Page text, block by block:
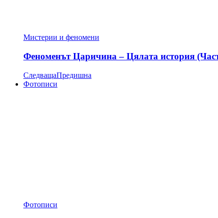
Мистерии и феномени
Феноменът Царичина – Цялата история
СледващаПредишна
Фотописи
Фотописи